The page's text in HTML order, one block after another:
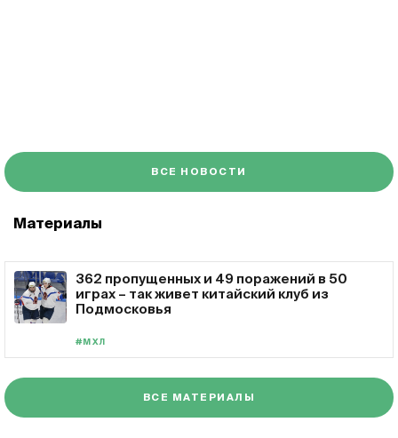
ВСЕ НОВОСТИ
Материалы
362 пропущенных и 49 поражений в 50
играх – так живет китайский клуб из
Подмосковья
#МХЛ
ВСЕ МАТЕРИАЛЫ